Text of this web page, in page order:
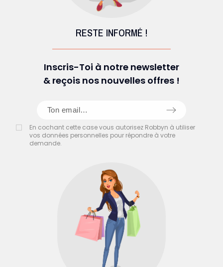
RESTE INFORMÉ !
Inscris-Toi à notre newsletter
& reçois nos nouvelles offres !
En cochant cette case vous autorisez Robbyn à utiliser
vos données personnelles pour répondre à votre
demande.